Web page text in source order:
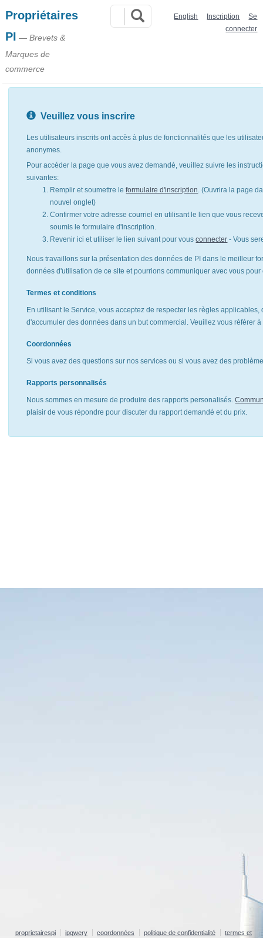
Propriétaires
PI — Brevets &
Marques de
commerce
English Inscription
Se
connecter
Veuillez vous inscrire
Les utilisateurs inscrits ont accès à plus de fonctionnalités que les
anonymes.
Pour accéder la page que vous avez demandé, veuillez suivre les
suivantes:
Remplir et soumettre leformulaire d'inscription. (Ouvrira la page
nouvel onglet)
Confirmer votre adresse courriel en utilisant le lien que vous
soumis le formulaire d'inscription.
Revenir ici et utiliser le lien suivant pour vousconnecter - Vous
Nous travaillons sur la présentation des données de PI dans le meilleur
données d'utilisation de ce site et pourrions communiquer avec vous
Termes et conditions
En utilisant le Service, vous acceptez de respecter les règles
d'accumuler des données dans un but commercial. Veuillez vous référer
Coordonnées
Si vous avez des questions sur nos services ou si vous avez des
Rapports personnalisés
Nous sommes en mesure de produire des rapports personalisés.
plaisir de vous répondre pour discuter du rapport demandé et du prix.
proprietairespi ipqwery coordonnées politique de confidentialité
termes et